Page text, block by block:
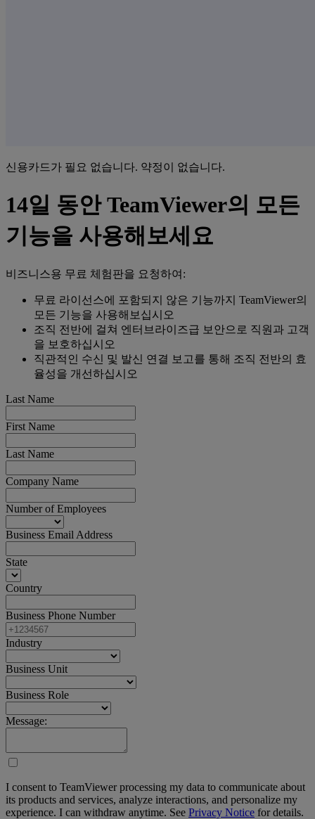
신용카드가 필요 없습니다. 약정이 없습니다.
14일 동안 TeamViewer의 모든
기능을 사용해보세요
비즈니스용 무료 체험판을 요청하여:
무료 라이선스에 포함되지 않은 기능까지 TeamViewer의
모든 기능을 사용해보십시오
조직 전반에 걸쳐 엔터브라이즈급 보안으로 직원과 고객
을 보호하십시오
직관적인 수신 및 발신 연결 보고를 통해 조직 전반의 효
율성을 개선하십시오
Last Name
First Name
Last Name
Company Name
Number of Employees
Business Email Address
State
Country
Business Phone Number
Industry
Business Unit
Business Role
Message:
I consent to TeamViewer processing my data to communicate about
its products and services, analyze interactions, and personalize my
experience. I can withdraw anytime. See Privacy Notice for details.